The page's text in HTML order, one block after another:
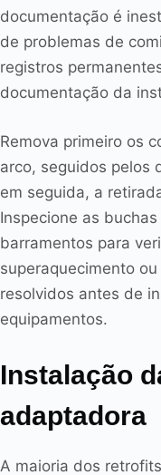
documentação é
de problemas de
registros
documentação da
Remova primeiro os
arco, seguidos pelos
em seguida, a
Inspecione as
barramentos para
superaquecimento
resolvidos antes de
equipamentos.
Instalação
adaptadora
A maioria dos